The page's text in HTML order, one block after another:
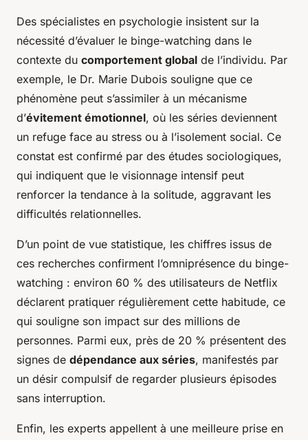
Des spécialistes en psychologie insistent sur la
nécessité d’évaluer le binge-watching dans le
contexte du comportement global de l’individu. Par
exemple, le Dr. Marie Dubois souligne que ce
phénomène peut s’assimiler à un mécanisme
d’évitement émotionnel, où les séries deviennent
un refuge face au stress ou à l’isolement social. Ce
constat est confirmé par des études sociologiques,
qui indiquent que le visionnage intensif peut
renforcer la tendance à la solitude, aggravant les
difficultés relationnelles.
D’un point de vue statistique, les chiffres issus de
ces recherches confirment l’omniprésence du binge-
watching : environ 60 % des utilisateurs de Netflix
déclarent pratiquer régulièrement cette habitude, ce
qui souligne son impact sur des millions de
personnes. Parmi eux, près de 20 % présentent des
signes de dépendance aux séries, manifestés par
un désir compulsif de regarder plusieurs épisodes
sans interruption.
Enfin, les experts appellent à une meilleure prise en